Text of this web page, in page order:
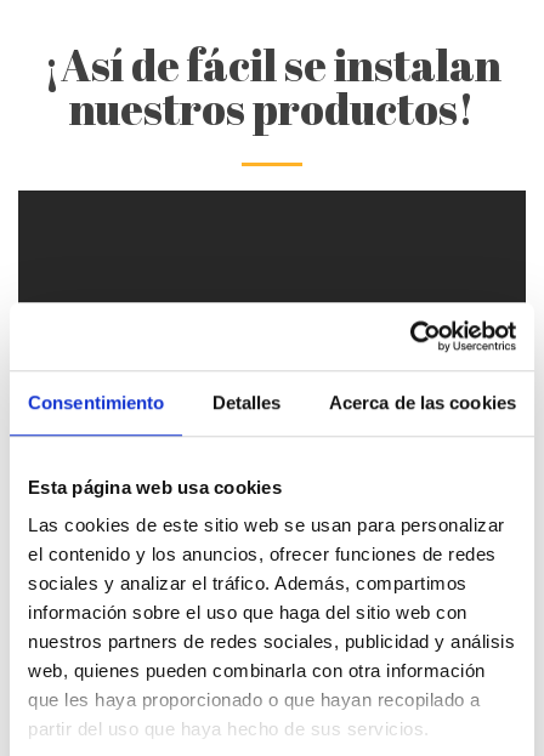
Consentimiento Detalles Acerca de las cookies
Esta página web usa cookies
Las cookies de este sitio web se usan para personalizar
el contenido y los anuncios, ofrecer funciones de redes
sociales y analizar el tráfico. Además, compartimos
información sobre el uso que haga del sitio web con
nuestros partners de redes sociales, publicidad y análisis
web, quienes pueden combinarla con otra información
que les haya proporcionado o que hayan recopilado a
partir del uso que haya hecho de sus servicios.
¡Así de fácil se instalan
nuestros productos!